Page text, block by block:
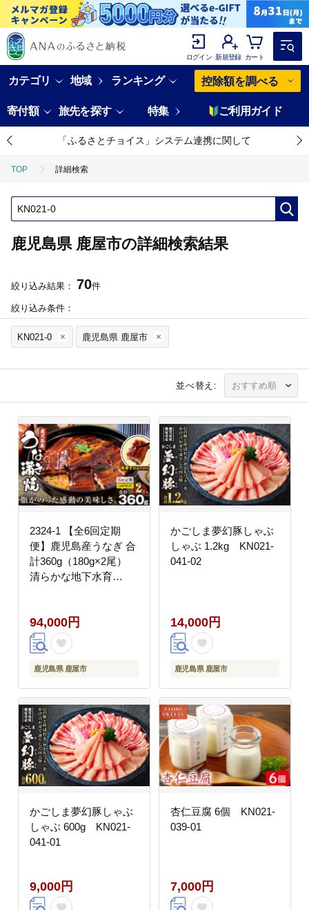
ログイン 新規登録 カート
カテゴリ 地域 ランキング 控除額を調べる
寄付額 旅先を探す 特集 ご利用ガイド
「ふるさとチョイス」システム連携に関して
TOP 詳細検索
鹿児島県 鹿屋市の詳細検索結果
絞り込み結果： 70件
絞り込み条件：
KN021-0 鹿児島県 鹿屋市
並べ替え:
2324-1 【全6回定期
便】鹿児島産うなぎ 合
計360g（180g×2尾）
清らかな地下水育
94,000円
鹿児島県 鹿屋市
かごしま夢幻豚しゃぶ
しゃぶ 1.2kg KN021-
041-02
14,000円
鹿児島県 鹿屋市
かごしま夢幻豚しゃぶ
しゃぶ 600g KN021-
041-01
9,000円
杏仁豆腐 6個 KN021-
039-01
7,000円